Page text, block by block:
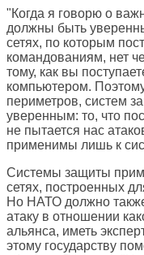
"Когда я говорю о
должны быть
сетях, по которым
командованиям, нет
тому, как вы
компьютером.
периметров, систем
уверенным: то, что
не пытается нас
применимы лишь к
Системы защиты
сетях, построенных
Но НАТО должно
атаку в отношении
альянса, иметь
этому государству